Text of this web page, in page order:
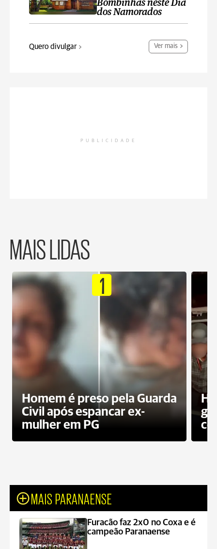
Bombinhas neste Dia
dos Namorados
Quero divulgar Ver mais
PUBLICIDADE
MAIS LIDAS
1
Homem é preso pela Guarda
Civil após espancar ex-
mulher em PG
MAIS PARANAENSE
Furacão faz 2x0 no Coxa e é
campeão Paranaense